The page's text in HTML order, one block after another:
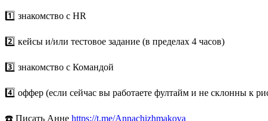
1️⃣ знакомство с HR
2️⃣ кейсы и/или тестовое задание (в пределах 4 часов)
3️⃣ знакомство с Командой
4️⃣ оффер (если сейчас вы работаете фултайм и не склонны к
☎️ Писать Анне https://t.me/Annachizhmakova